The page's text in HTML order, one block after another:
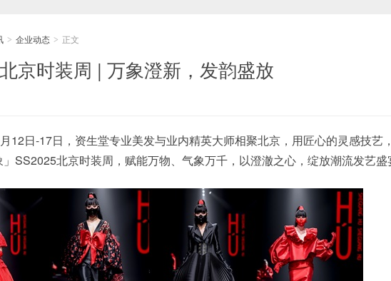
> 企业动态 > 正文
京时装周 | 万象澄新，发韵盛放
12日-17日，资生堂专业美发与业内精英大师相聚北京，用匠心的灵感技艺
SS2025北京时装周，赋能万物、气象万千，以澄澈之心，绽放潮流发艺盛